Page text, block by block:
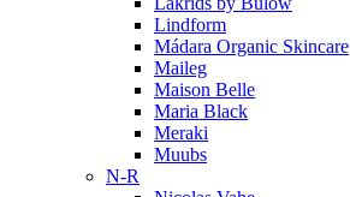
Lindform
Mádara Organic Skincare
Maileg
Maison Belle
Maria Black
Meraki
Muubs
N-R